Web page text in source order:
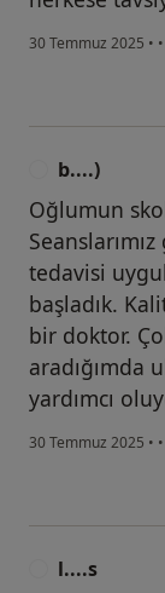
30 Temmuz 2025 • •
b....)
Oğlumun
tedavisi
başladık.
bir doktor.
aradığımda
yardımcı
30 Temmuz 2025 • •
l....s